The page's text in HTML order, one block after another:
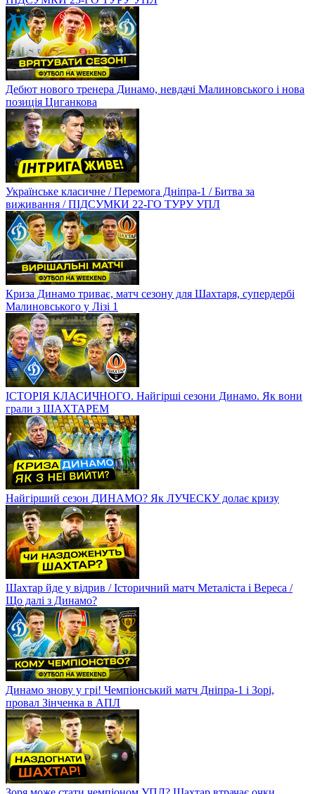
Дебют нового тренера Динамо, невдачі Малиновського і нова
позиція Циганкова
Українське класичне / Перемога Дніпра-1 / Битва за
виживання / ПІДСУМКИ 22-ГО ТУРУ УПЛ
Криза Динамо триває, матч сезону для Шахтаря, супердербі
Малиновського у Лізі 1
ІСТОРІЯ КЛАСИЧНОГО. Найгірші сезони Динамо. Як вони
грали з ШАХТАРЕМ
Найгірший сезон ДИНАМО? Як ЛУЧЕСКУ долає кризу
Шахтар йде у відрив / Історичний матч Металіста і Вереса /
Що далі з Динамо?
Динамо знову у грі! Чемпіонський матч Дніпра-1 і Зорі,
провал Зінченка в АПЛ